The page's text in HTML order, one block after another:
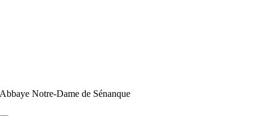
Abbaye Notre-Dame de Sénanque